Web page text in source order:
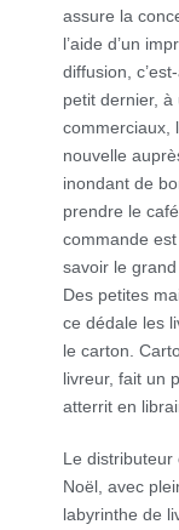
assure la
l’aide d’un
diffusion,
petit dernier,
commerciaux,
nouvelle
inondant de
prendre le
commande
savoir le
Des petites
ce dédale les
le carton.
livreur, fait un
atterrit en
Le distributeur
Noël, avec
labyrinthe de